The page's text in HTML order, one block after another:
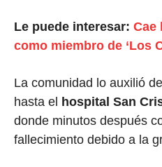
Le puede interesar: Cae
como miembro de ‘Los
La comunidad lo auxilió
hasta el hospital San
donde minutos después
fallecimiento debido a la